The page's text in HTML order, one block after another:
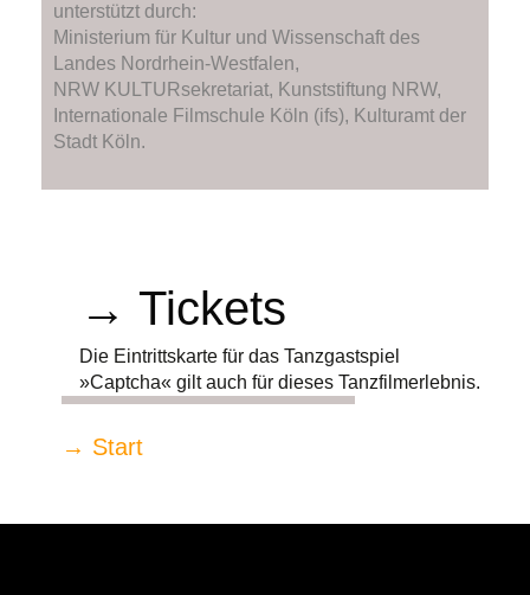
unterstützt durch:
Ministerium für Kultur und Wissenschaft des
Landes Nordrhein-Westfalen,
NRW KULTURsekretariat, Kunststiftung NRW,
Internationale Filmschule Köln (ifs), Kulturamt der
Stadt Köln.
→ Tickets
Die Eintrittskarte für das Tanzgastspiel
»Captcha« gilt auch für dieses Tanzfilmerlebnis.
→ Start